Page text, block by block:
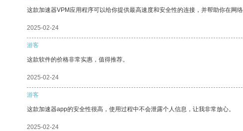
这款加速器VPM应用程序可以给你提供最高速度和安全性的连接，并帮助你在网络
2025-02-24
游客
这款软件的价格非常实惠，值得推荐。
2025-02-24
游客
这款加速器app的安全性很高，使用过程中不会泄露个人信息，让我非常放心。
2025-02-24